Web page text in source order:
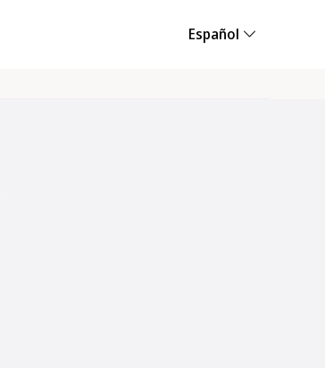
Español